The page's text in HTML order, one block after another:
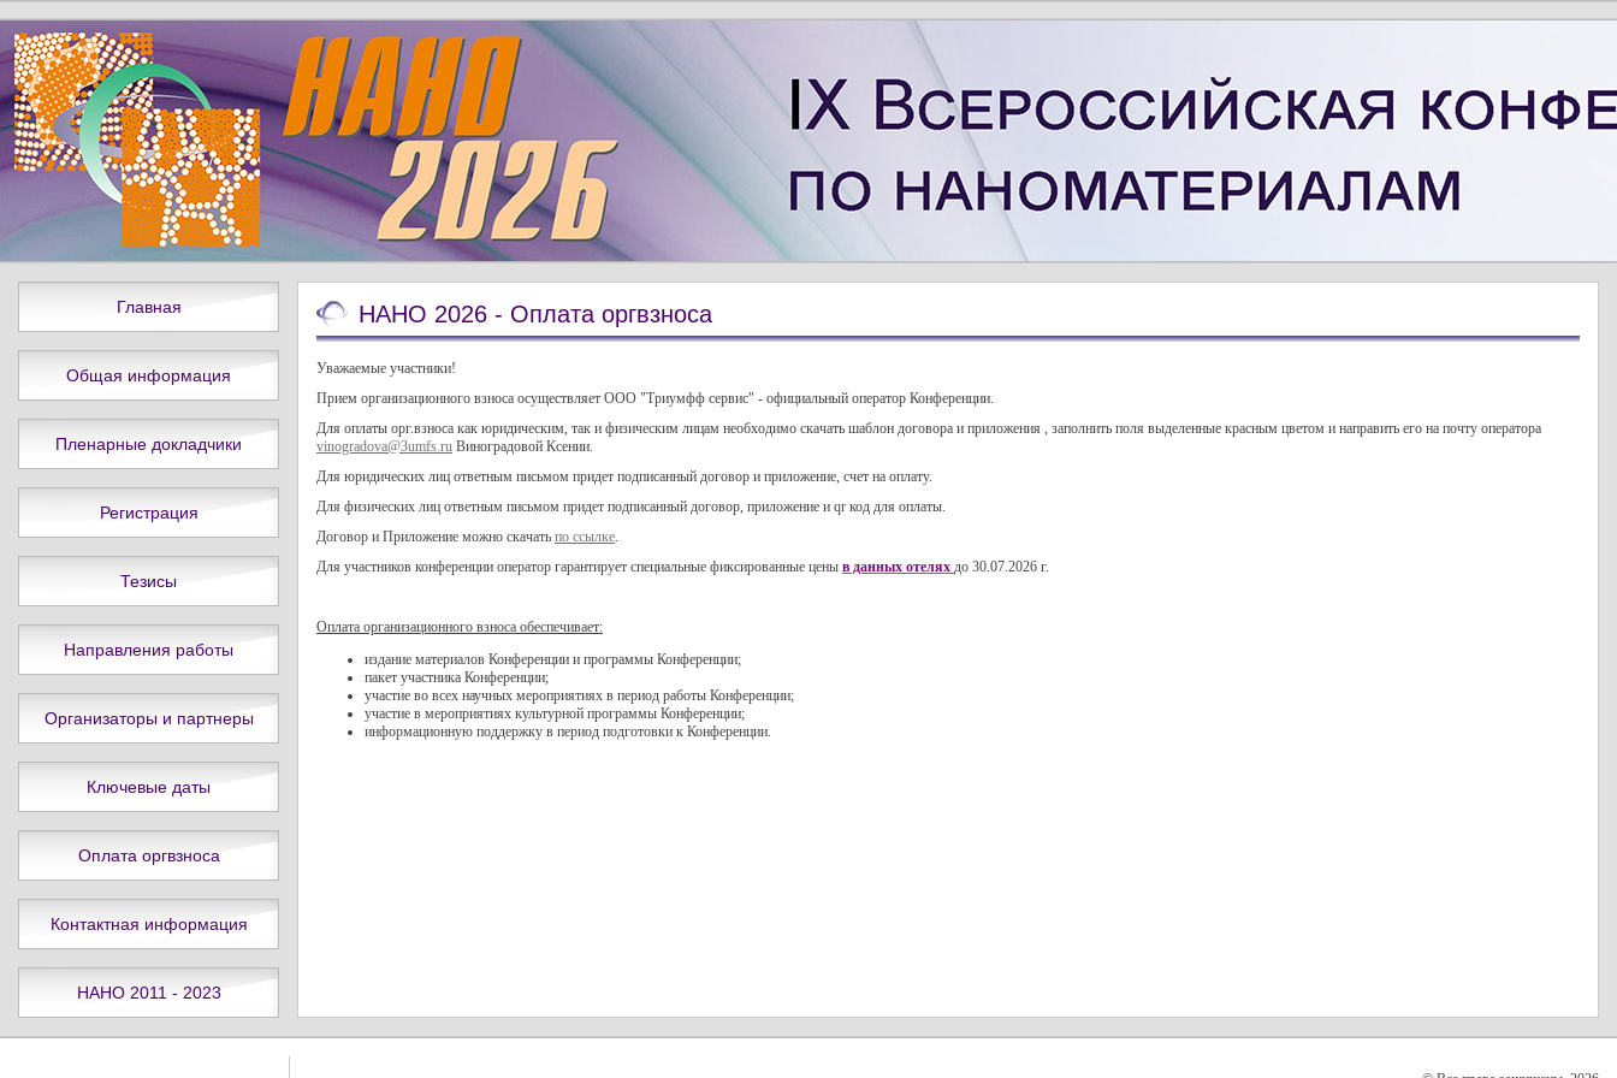
Главная
Общая информация
Пленарные докладчики
Регистрация
Тезисы
Направления работы
Организаторы и партнеры
Ключевые даты
Оплата оргвзноса
Контактная информация
НАНО 2011 - 2023
НАНО 2026 - Оплата оргвзноса
Уважаемые участники!
Прием организационного взноса осуществляет ООО "Триумфф сервис" - официальный оператор Конференции.
Для оплаты орг.взноса как юридическим, так и физическим лицам необходимо скачать шаблон договора и приложения , заполнить поля выделенные красным цветом и направить его на почту оператора
vinogradova@3umfs.ru Виноградовой Ксении.
Для юридических лиц ответным письмом придет подписанный договор и приложение, счет на оплату.
Для физических лиц ответным письмом придет подписанный договор, приложение и qr код для оплаты.
Договор и Приложение можно скачать по ссылке.
Для участников конференции оператор гарантирует специальные фиксированные цены в данных отелях до 30.07.2026 г.
Оплата организационного взноса обеспечивает:
издание материалов Конференции и программы Конференции;
пакет участника Конференции;
участие во всех научных мероприятиях в период работы Конференции;
участие в мероприятиях культурной программы Конференции;
информационную поддержку в период подготовки к Конференции.